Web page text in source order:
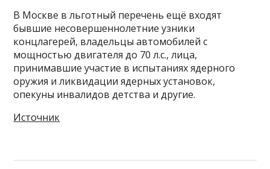
В Москве в льготный перечень ещё входят
бывшие несовершеннолетние узники
концлагерей, владельцы автомобилей с
мощностью двигателя до 70 л.с., лица,
принимавшие участие в испытаниях ядерного
оружия и ликвидации ядерных установок,
опекуны инвалидов детства и другие.
Источник